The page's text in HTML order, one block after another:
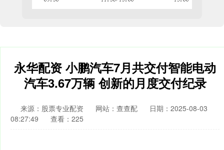
永华配资 小鹏汽车7月共交付智能电动
汽车3.67万辆 创新的月度交付纪录
来源：股票专业配资 网站：查查配
日期：2025-08-03
08:27:49
查看：225